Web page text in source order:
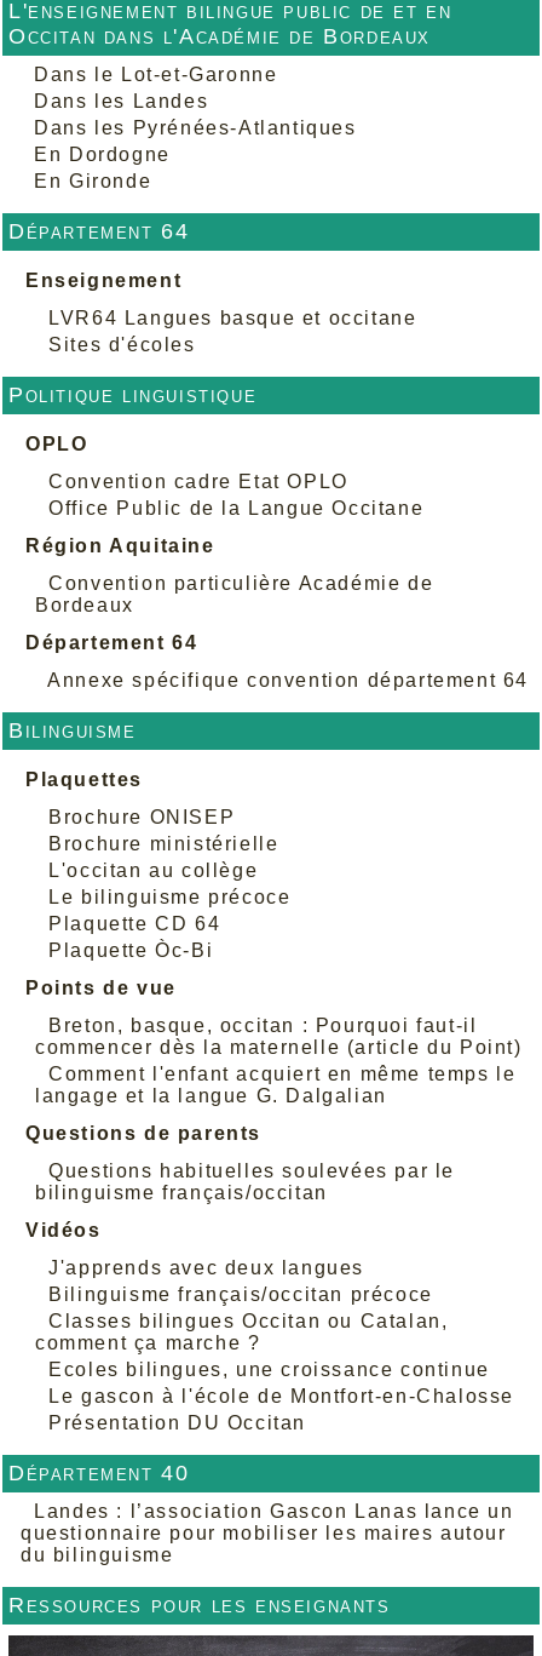
L'enseignement bilingue public de et en
Occitan dans l'Académie de Bordeaux
Dans le Lot-et-Garonne
Dans les Landes
Dans les Pyrénées-Atlantiques
En Dordogne
En Gironde
Département 64
Enseignement
LVR64 Langues basque et occitane
Sites d'écoles
Politique linguistique
OPLO
Convention cadre Etat OPLO
Office Public de la Langue Occitane
Région Aquitaine
Convention particulière Académie de
Bordeaux
Département 64
Annexe spécifique convention département 64
Bilinguisme
Plaquettes
Brochure ONISEP
Brochure ministérielle
L'occitan au collège
Le bilinguisme précoce
Plaquette CD 64
Plaquette Òc-Bi
Points de vue
Breton, basque, occitan : Pourquoi faut-il
commencer dès la maternelle (article du Point)
Comment l'enfant acquiert en même temps le
langage et la langue G. Dalgalian
Questions de parents
Questions habituelles soulevées par le
bilinguisme français/occitan
Vidéos
J'apprends avec deux langues
Bilinguisme français/occitan précoce
Classes bilingues Occitan ou Catalan,
comment ça marche ?
Ecoles bilingues, une croissance continue
Le gascon à l'école de Montfort-en-Chalosse
Présentation DU Occitan
Département 40
Landes : l’association Gascon Lanas lance un
questionnaire pour mobiliser les maires autour
du bilinguisme
Ressources pour les enseignants